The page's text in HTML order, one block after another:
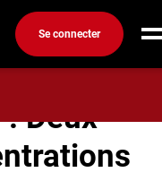
Se connecter
Laval : Deux
Deux